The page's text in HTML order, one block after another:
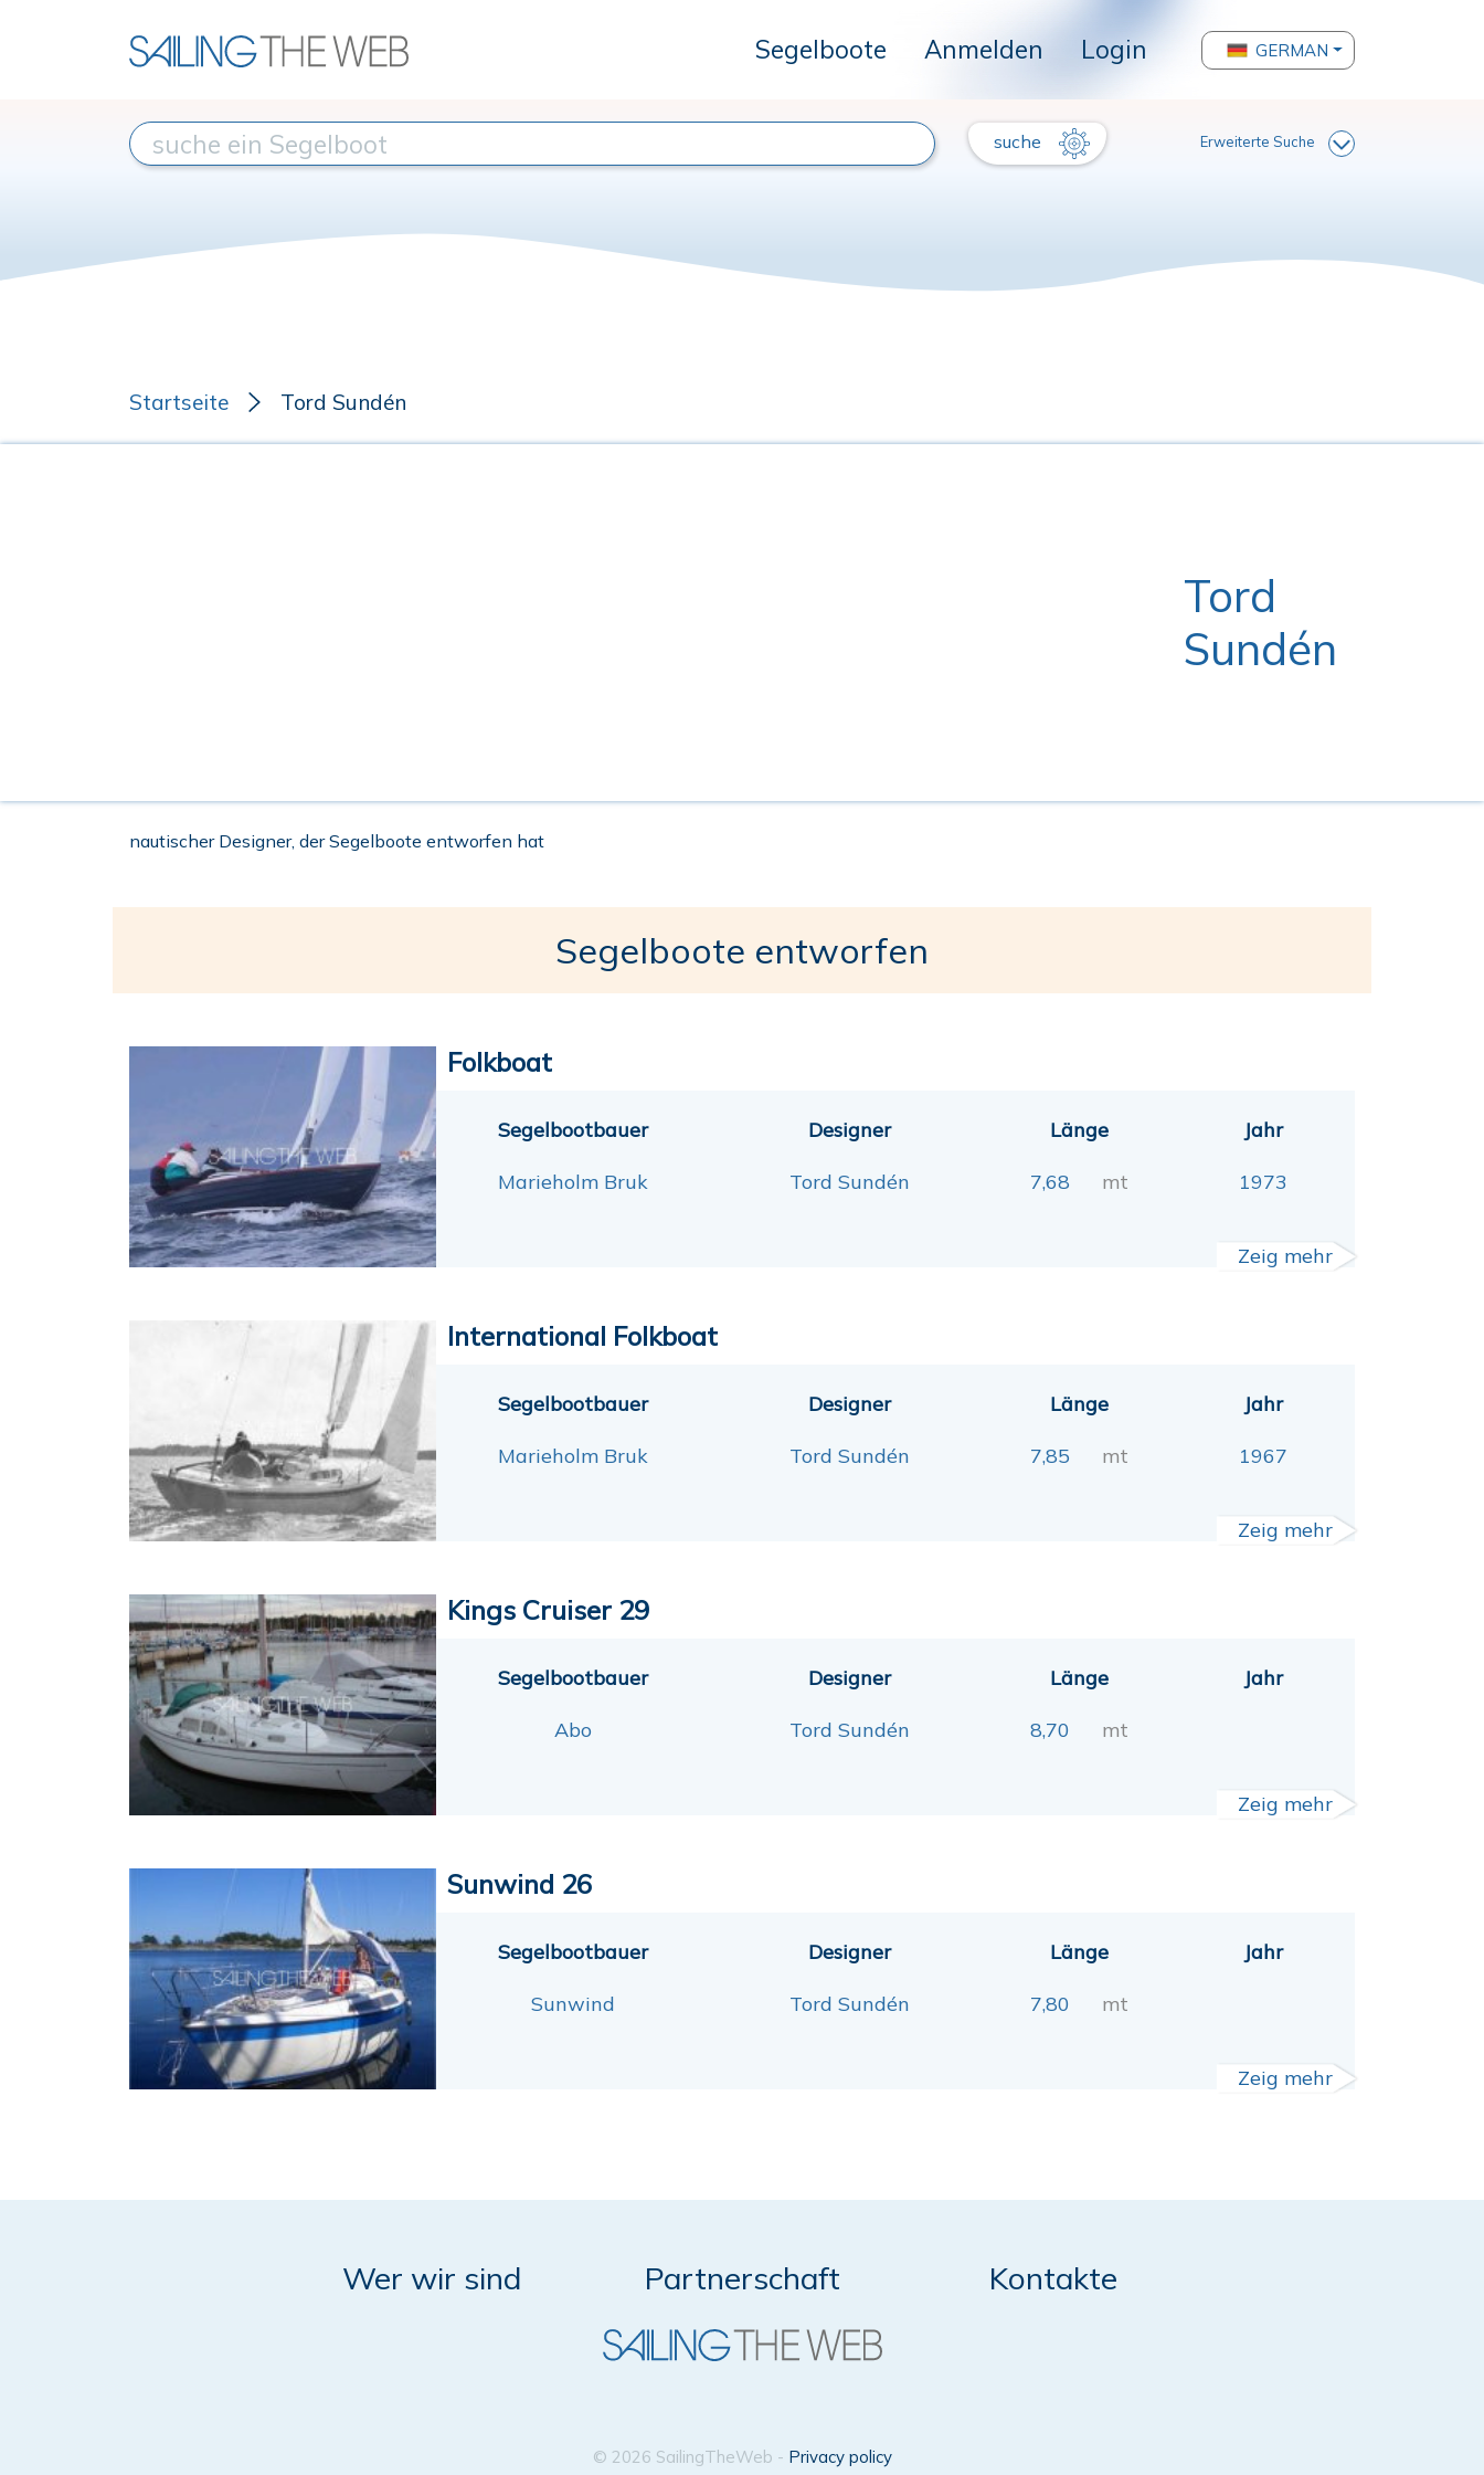
Segelboote Anmelden Login GERMAN
suche Erweiterte Suche
Startseite Tord Sundén
Tord
Sundén
nautischer Designer, der Segelboote entworfen hat
Segelboote entworfen
Folkboat
Segelbootbauer
Marieholm Bruk
Designer
Tord Sundén
Länge
7,68 mt
Jahr
1973
Zeig mehr
International Folkboat
Segelbootbauer
Marieholm Bruk
Designer
Tord Sundén
Länge
7,85 mt
Jahr
1967
Zeig mehr
Kings Cruiser 29
Segelbootbauer
Abo
Designer
Tord Sundén
Länge
8,70 mt
Jahr
Zeig mehr
Sunwind 26
Segelbootbauer
Sunwind
Designer
Tord Sundén
Länge
7,80 mt
Jahr
Zeig mehr
Wer wir sind Partnerschaft Kontakte
© 2026 SailingTheWeb - Privacy policy